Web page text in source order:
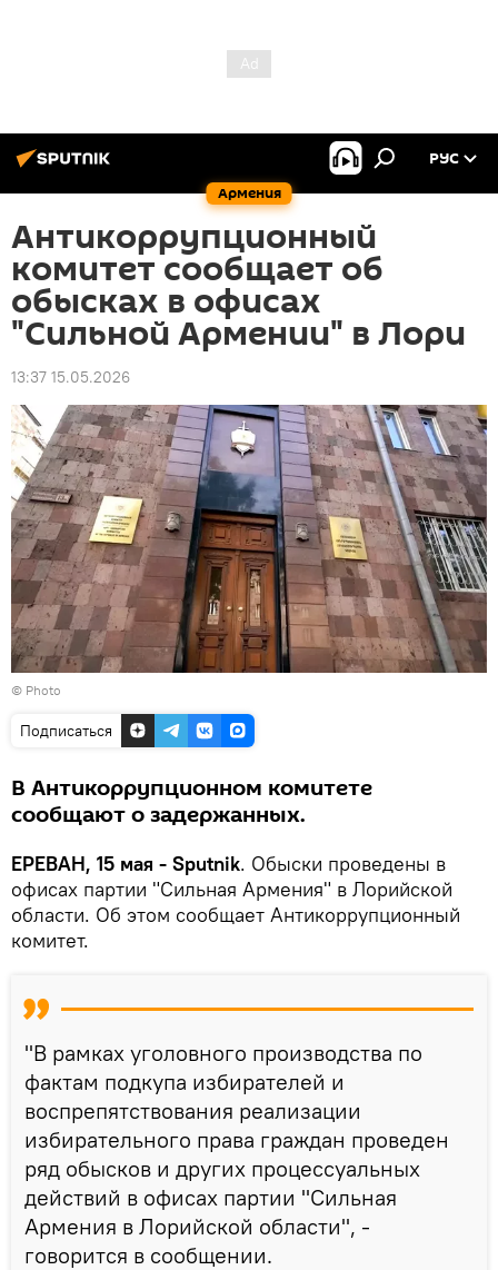
Армения
РУС
Антикоррупционный
комитет сообщает об
обысках в офисах
"Сильной Армении" в Лори
13:37 15.05.2026
© Photo
Подписаться
В Антикоррупционном комитете
сообщают о задержанных.
ЕРЕВАН, 15 мая - Sputnik. Обыски проведены в
офисах партии "Сильная Армения" в Лорийской
области. Об этом сообщает Антикоррупционный
комитет.
"В рамках уголовного производства по
фактам подкупа избирателей и
воспрепятствования реализации
избирательного права граждан проведен
ряд обысков и других процессуальных
действий в офисах партии "Сильная
Армения в Лорийской области", -
говорится в сообщении.